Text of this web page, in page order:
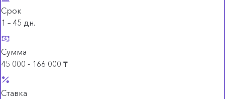
Срок
1 – 45 дн.
Сумма
45 000 - 166 000 ₸
Ставка